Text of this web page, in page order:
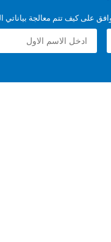
على كيف تتم معالجة بياناتي